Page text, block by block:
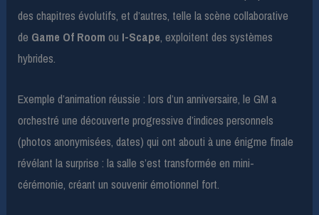
des chapitres évolutifs, et d’autres, telle la scène collaborative
de Game Of Room ou I-Scape, exploitent des systèmes
hybrides.
Exemple d’animation réussie : lors d’un anniversaire, le GM a
orchestré une découverte progressive d’indices personnels
(photos anonymisées, dates) qui ont abouti à une énigme finale
révélant la surprise : la salle s’est transformée en mini-
cérémonie, créant un souvenir émotionnel fort.